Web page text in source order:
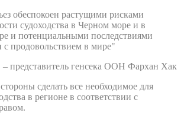
обеспокоен растущими рисками
судоходства в Черном море и в
и потенциальными последствиями
с продовольствием в мире"
– представитель генсека ООН Фархан Хак
сделать все необходимое для
в регионе в соответствии с